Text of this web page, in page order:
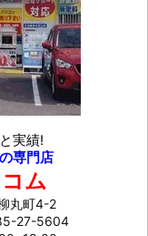
実績!
専門店
ム
丸町4-2
27-5604